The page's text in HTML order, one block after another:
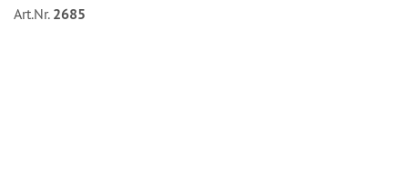
Art.Nr. 2685